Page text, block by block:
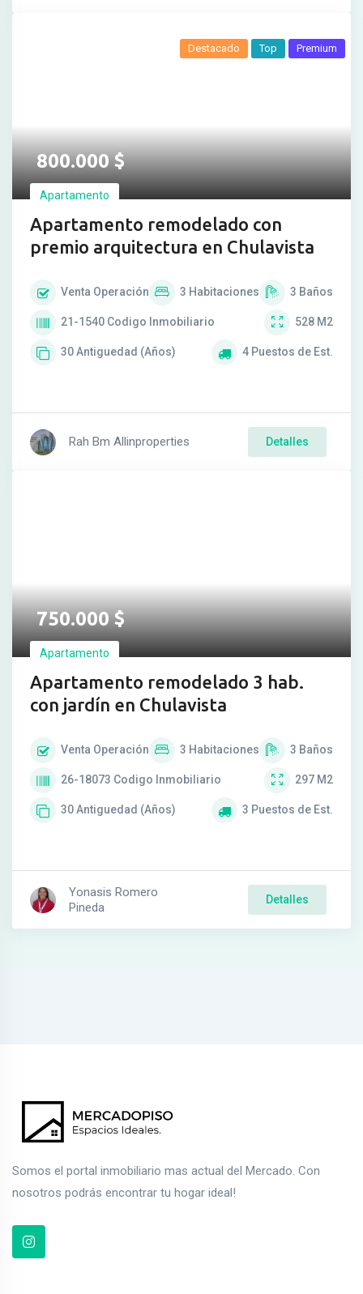
800.000$
Apartamento
Apartamento remodelado con
premio arquitectura en Chulavista
Destacado Top Premium
Venta Operación 3 Habitaciones 3 Baños
21-1540 Codigo Inmobiliario 528 M2
30Antiguedad (Años) 4 Puestos de Est.
Rah Bm Allinproperties Detalles
750.000$
Apartamento
Apartamento remodelado 3 hab.
con jardín en Chulavista
Venta Operación 3 Habitaciones 3 Baños
26-18073 Codigo Inmobiliario 297 M2
30Antiguedad (Años) 3 Puestos de Est.
Yonasis Romero
Pineda
Detalles
Somos el portal inmobiliario mas actual del Mercado. Con
nosotros podrás encontrar tu hogar ideal!